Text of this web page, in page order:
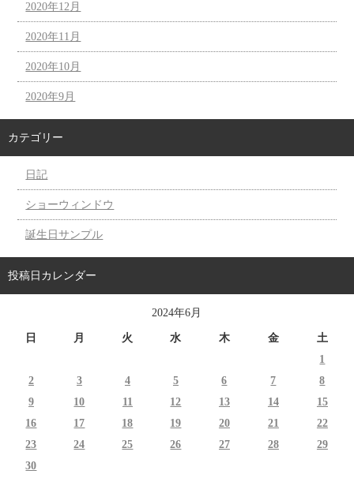
2020年12月
2020年11月
2020年10月
2020年9月
カテゴリー
日記
ショーウィンドウ
誕生日サンプル
投稿日カレンダー
2024年6月
日 月 火 水 木 金
土
1
2
3 4 5 6 7
8
9
10 11 12 13 14
15
16
17 18 19 20 21
22
23
24 25 26 27 28
29
30